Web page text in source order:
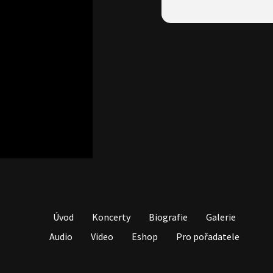
Úvod Koncerty Biografie
Galerie
Audio
Video Eshop Pro pořadatele